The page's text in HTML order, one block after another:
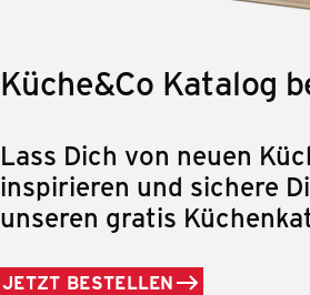
Küche&Co Katalog
Lass Dich von neuen
inspirieren und sichere
unseren gratis
JETZT BESTELLEN